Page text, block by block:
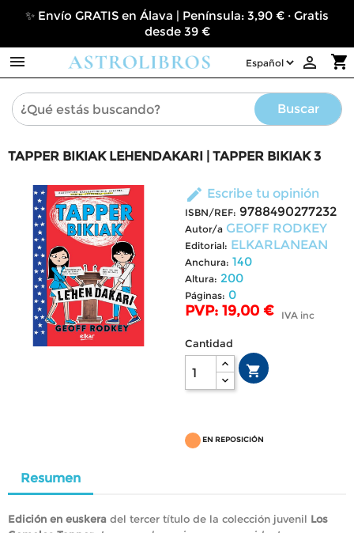
✨ Envío GRATIS en Álava | Península: 3,90 € · Gratis
desde 39 €
 shopping_cart

Buscar
TAPPER BIKIAK LEHENDAKARI | TAPPER BIKIAK 3
edit Escribe tu opinión
ISBN/REF: 9788490277232
Autor/a GEOFF RODKEY
Editorial: ELKARLANEAN
Anchura: 140
Altura: 200
Páginas: 0
PVP: 19,00 € IVA inc
Cantidad

EN REPOSICIÓN
Resumen
Edición en euskera del tercer título de la colección juvenil Los